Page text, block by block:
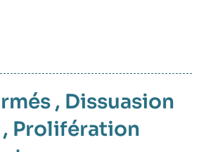
, Dissuasion
, Prolifération